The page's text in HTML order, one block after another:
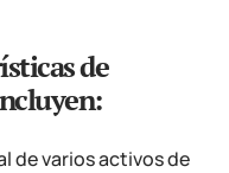
de
de varios activos de